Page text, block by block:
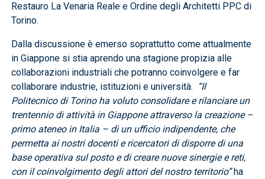
Restauro La Venaria Reale e Ordine degli Architetti PPC di
Torino.
Dalla discussione è emerso soprattutto come attualmente
in Giappone si stia aprendo una stagione propizia alle
collaborazioni industriali che potranno coinvolgere e far
collaborare industrie, istituzioni e università.
“Il
Politecnico di Torino ha voluto consolidare e rilanciare un
trentennio di attività in Giappone attraverso la creazione –
primo ateneo in Italia – di un ufficio indipendente, che
permetta ai nostri docenti e ricercatori di disporre di una
base operativa sul posto e di creare nuove sinergie e reti,
con il coinvolgimento degli attori del nostro territorio”ha